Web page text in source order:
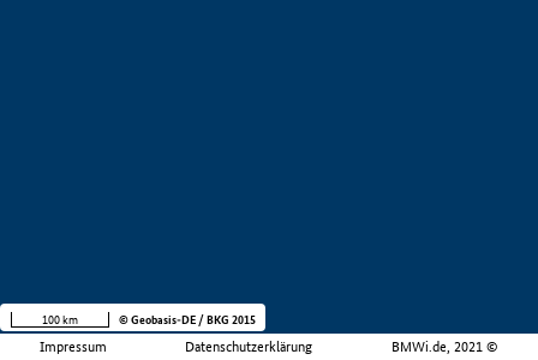
Impressum Datenschutzerklärung BMWi.de, 2021 ©
100 km © Geobasis-DE / BKG 2015